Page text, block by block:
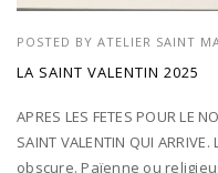
POSTED BY ATELIER SAINT
LA SAINT VALENTIN 2025
APRES LES FETES POUR LE
SAINT VALENTIN QUI
obscure. Païenne ou